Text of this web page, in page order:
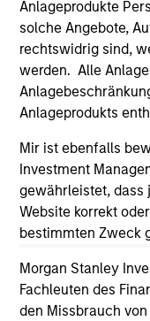
Anlageprodukte
solche Angebote,
rechtswidrig sind,
werden. Alle
Anlageprodukts
Mir ist ebenfalls
Investment
gewährleistet, dass
Website korrekt
bestimmten Zweck
Morgan Stanley
Fachleuten des
den Missbrauch
owners. By clicking
you are navigating
these hyperlinks to
inclusion of any
endorsement,
monitoring by us of
hyperlinked site. In